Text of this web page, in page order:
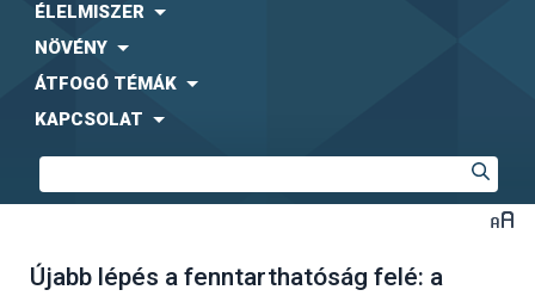
ÉLELMISZER
NÖVÉNY
ÁTFOGÓ TÉMÁK
KAPCSOLAT
Újabb lépés a fenntarthatóság felé: a